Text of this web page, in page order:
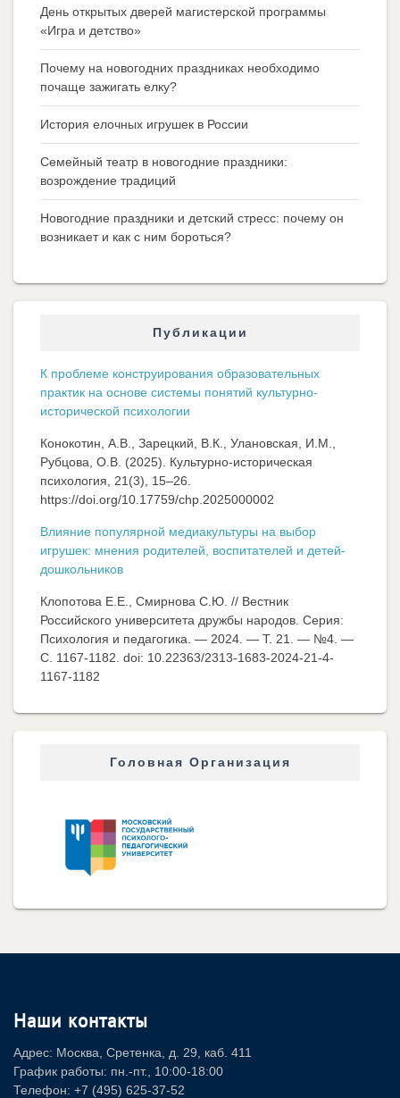
День открытых дверей магистерской программы
«Игра и детство»
Почему на новогодних праздниках необходимо
почаще зажигать елку?
История елочных игрушек в России
Семейный театр в новогодние праздники:
возрождение традиций
Новогодние праздники и детский стресс: почему он
возникает и как с ним бороться?
Публикации
К проблеме конструирования образовательных
практик на основе системы понятий культурно-
исторической психологии
Конокотин, А.В., Зарецкий, В.К., Улановская, И.М.,
Рубцова, О.В. (2025). Культурно-историческая
психология, 21(3), 15–26.
https://doi.org/10.17759/chp.2025000002
Влияние популярной медиакультуры на выбор
игрушек: мнения родителей, воспитателей и детей-
дошкольников
Клопотова Е.Е., Смирнова С.Ю. // Вестник
Российского университета дружбы народов. Серия:
Психология и педагогика. — 2024. — Т. 21. — №4. —
C. 1167-1182. doi: 10.22363/2313-1683-2024-21-4-
1167-1182
Головная Организация
Наши контакты
Адрес: Москва, Сретенка, д. 29, каб. 411
График работы: пн.-пт., 10:00-18:00
Телефон: +7 (495) 625-37-52